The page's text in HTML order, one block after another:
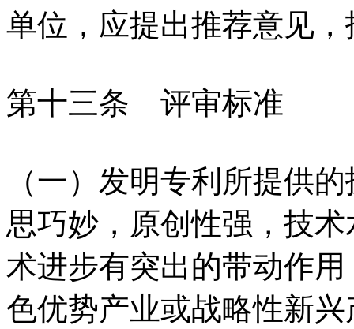
单位，应提出推荐意见
第十三条 评审标准
（一）发明专利所提供
思巧妙，原创性强，技
术进步有突出的带动作
色优势产业或战略性新